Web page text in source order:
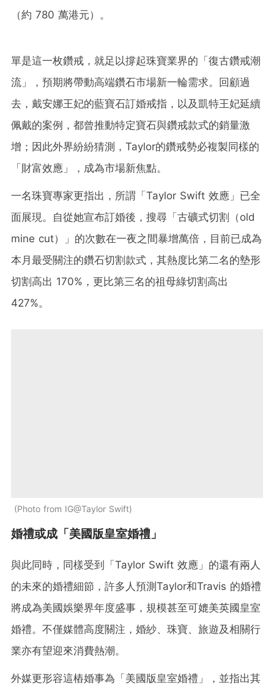
（約 780 萬港元）。
單是這一枚鑽戒，就足以撐起珠寶業界的「復古鑽戒潮
流」，預期將帶動高端鑽石市場新一輪需求。回顧過
去，戴安娜王妃的藍寶石訂婚戒指，以及凱特王妃延續
佩戴的案例，都曾推動特定寶石與鑽戒款式的銷量激
增；因此外界紛紛猜測，Taylor的鑽戒勢必複製同樣的
「財富效應」，成為市場新焦點。
一名珠寶專家更指出，所謂「Taylor Swift 效應」已全
面展現。自從她宣布訂婚後，搜尋「古礦式切割（old
mine cut）」的次數在一夜之間暴增萬倍，目前已成為
本月最受關注的鑽石切割款式，其熱度比第二名的墊形
切割高出 170%，更比第三名的祖母綠切割高出
427%。
Photo from IG@Taylor Swift
婚禮或成「美國版皇室婚禮」
與此同時，同樣受到「Taylor Swift 效應」的還有兩人
的未來的婚禮細節，許多人預測Taylor和Travis 的婚禮
將成為美國娛樂界年度盛事，規模甚至可媲美英國皇室
婚禮。不僅媒體高度關注，婚紗、珠寶、旅遊及相關行
業亦有望迎來消費熱潮。
外媒更形容這樁婚事為「美國版皇室婚禮」，並指出其